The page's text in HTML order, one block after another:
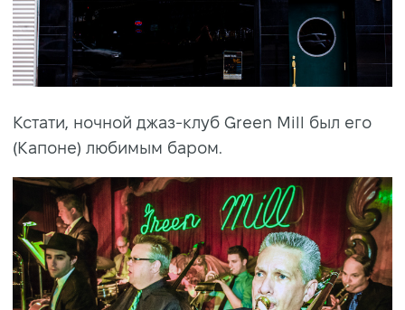
Кстати, ночной джаз-клуб Green Mill был его
(Капоне) любимым баром.